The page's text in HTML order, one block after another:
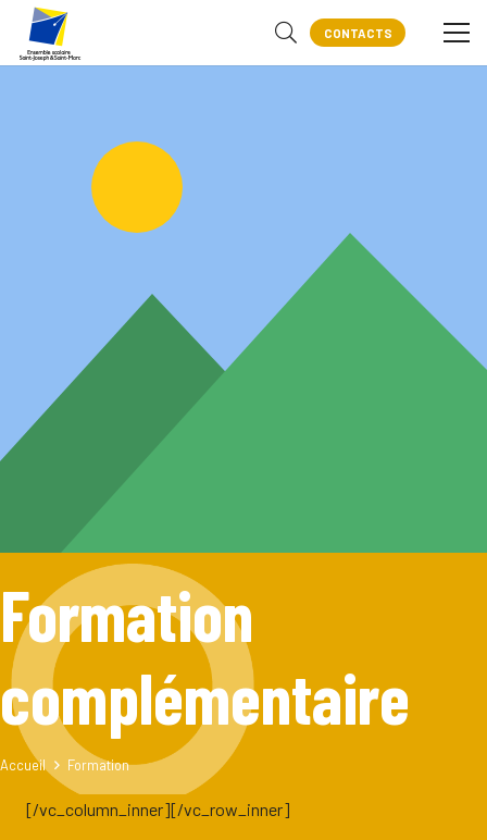
CONTACTS
Formation
complémentaire
Accueil Formation
[/vc_column_inner][/vc_row_inner]